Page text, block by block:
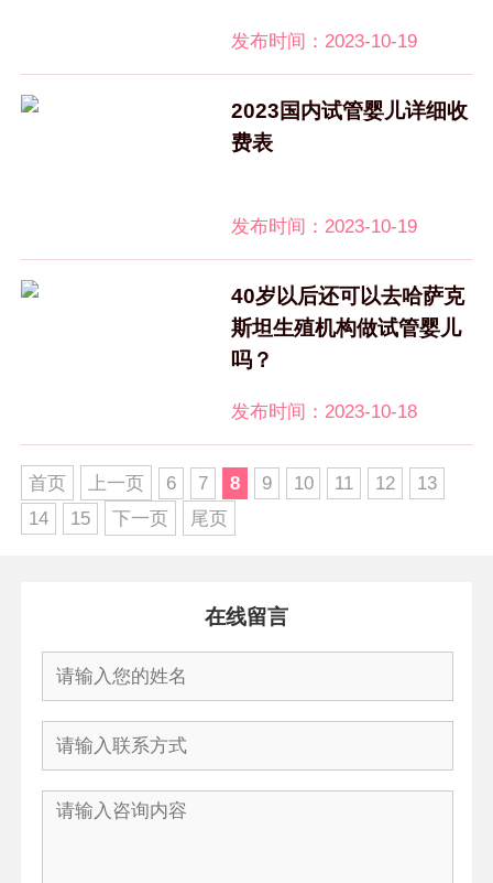
发布时间：2023-10-19
2023国内试管婴儿详细收
费表
发布时间：2023-10-19
40岁以后还可以去哈萨克
斯坦生殖机构做试管婴儿
吗？
发布时间：2023-10-18
首页 上一页 6 7 8 9 10 11 12
13
14
15 下一页 尾页
在线留言